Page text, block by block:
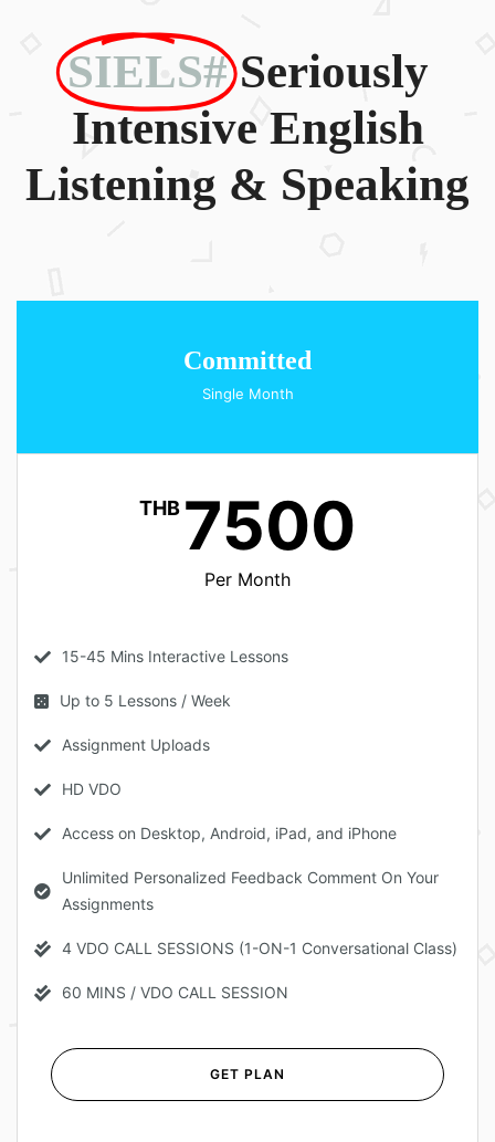
SIELS# Seriously
Intensive English
Listening & Speaking
Committed
Single Month
THB 7500
Per Month
15-45 Mins Interactive Lessons
Up to 5 Lessons / Week
Assignment Uploads
HD VDO
Access on Desktop, Android, iPad, and iPhone
Unlimited Personalized Feedback Comment On Your
Assignments
4 VDO CALL SESSIONS (1-ON-1 Conversational Class)
60 MINS / VDO CALL SESSION
GET PLAN